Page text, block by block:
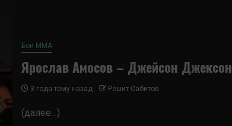
Бои ММА
Ярослав Амосов – Джейсон Джексон
3 года тому назад Решит Сабитов
(далее…)